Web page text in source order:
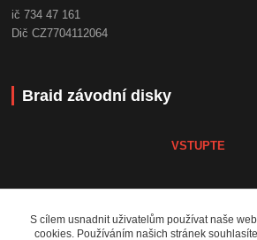
ič 734 47 161
Dič CZ7704112064
Braid závodní disky
VSTUPTE
S cílem usnadnit uživatelům používat naše
cookies. Používáním našich stránek